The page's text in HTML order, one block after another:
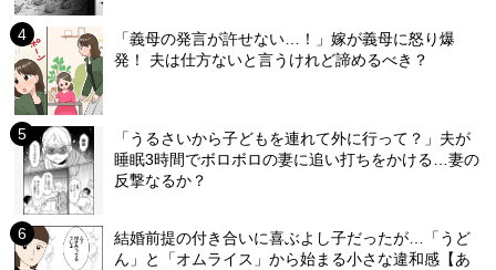
「義母の発言が許せない…！」嫁が義母に怒り爆
発！ 夫は仕方ないと言うけれど諦めるべき？
「うるさいから子どもを連れて外に行って？」夫が
睡眠3時間でボロボロの妻に追い打ちをかける…妻の
反撃なるか？
結婚前提の付き合いに喜ぶよし子だったが…「うど
ん」と「オムライス」から始まる小さな違和感【あ